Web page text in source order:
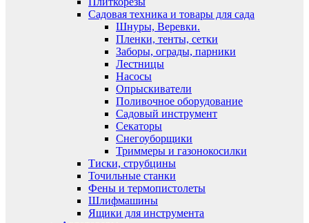
Садовая техника и товары для сада
Шнуры, Веревки.
Пленки, тенты, сетки
Заборы, ограды, парники
Лестницы
Насосы
Опрыскиватели
Поливочное оборудование
Садовый инструмент
Секаторы
Снегоуборщики
Триммеры и газонокосилки
Тиски, струбцины
Точильные станки
Фены и термопистолеты
Шлифмашины
Ящики для инструмента